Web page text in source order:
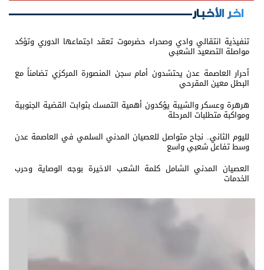
اخر الأخبار
تنفيذية انتقالي وادي وصحراء حضرموت تعقد اجتماعها الدوري وتؤكد
مواصلة التصعيد الشعبي
أحرار العاصمة عدن يحتشدون أمام سجن المنصورة المركزي تضامناً مع
البطل معين المقرحي
هرهرة وعسكر والشيبة يؤكدون أهمية التمسك بثوابت القضية الجنوبية
ومواكبة متطلبات المرحلة
لليوم الثاني.. نجاح متواصل للعصيان المدني السلمي في العاصمة عدن
وسط تفاعل شعبي واسع
العصيان المدني الشامل كلمة الشعب الاخيرة بوجه الوصاية وحرب
الخدمات